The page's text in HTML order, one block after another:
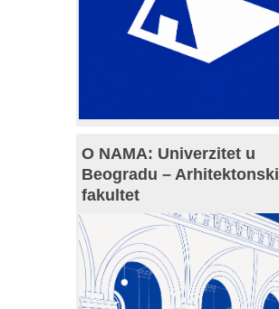
O NAMA: Univerzitet u
Beogradu – Arhitektonski
fakultet